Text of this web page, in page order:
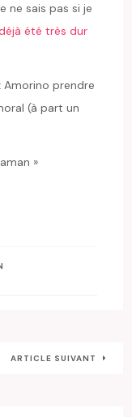
ne sais pas si je
été très dur
prendre
(à part un
»
ARTICLE SUIVANT